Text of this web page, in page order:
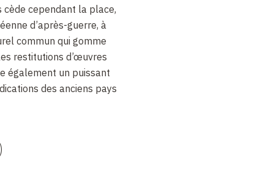
cependant la place,
d’après-guerre, à
commun qui gomme
restitutions d’œuvres
également un puissant
des anciens pays